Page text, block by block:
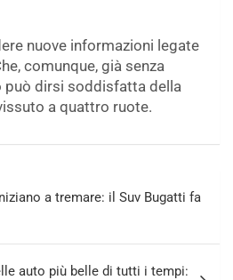
nuove informazioni legate
comunque, già senza
può dirsi soddisfatta della
a quattro ruote.
a tremare: il Suv Bugatti fa
auto più belle di tutti i tempi: